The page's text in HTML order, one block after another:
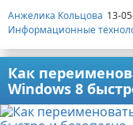
Анжелика Кольцова 13-
Информационные
Как
Windows 8